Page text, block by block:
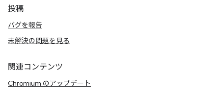
投稿
バグを報告
未解決の問題を見る
関連コンテンツ
Chromium のアップデート